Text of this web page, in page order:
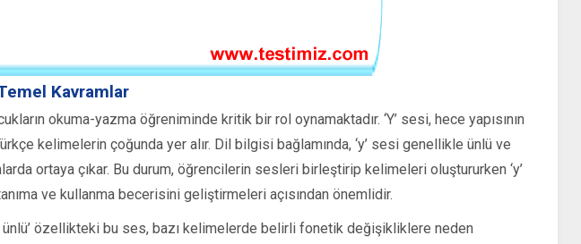
Kavramlar
okuma-yazma öğreniminde kritik bir rol oynamaktadır. ‘Y’ sesi, hece yapısının
kelimelerin çoğunda yer alır. Dil bilgisi bağlamında, ‘y’ sesi genellikle ünlü ve
ortaya çıkar. Bu durum, öğrencilerin sesleri birleştirip kelimeleri oluştururken ‘y’
ve kullanma becerisini geliştirmeleri açısından önemlidir.
ünlü’ özellikteki bu ses, bazı kelimelerde belirli fonetik değişikliklere neden